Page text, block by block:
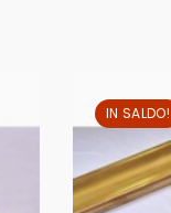
IN SALDO!